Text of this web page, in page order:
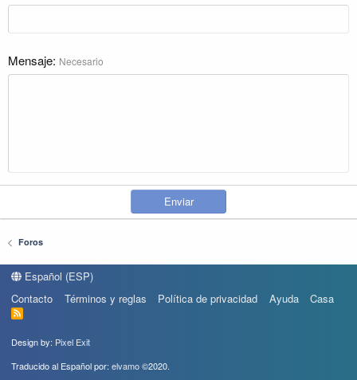
Mensaje Necesario
Enviar
Foros
Español (ESP)
Contacto
Términos y reglas Política de privacidad Ayuda Casa
R
S
Design by: Pixel Exit
Traducido al Español por: elvamo©2020.